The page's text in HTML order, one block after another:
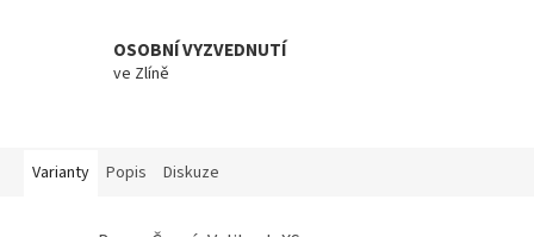
OSOBNÍ VYZVEDNUTÍ
ve Zlíně
Varianty Popis Diskuze